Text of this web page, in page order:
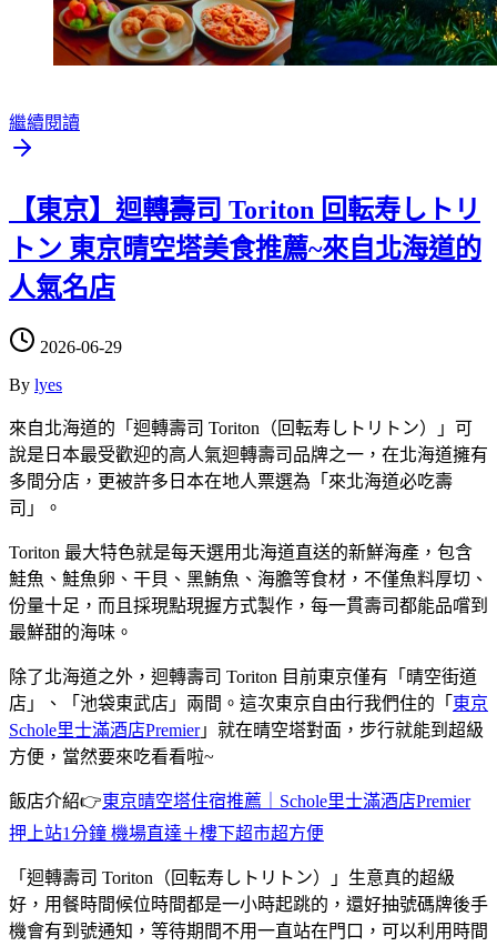
繼續閱讀
【東京】迴轉壽司 Toriton 回転寿しトリ
トン 東京晴空塔美食推薦~來自北海道的
人氣名店
2026-06-29
By lyes
來自北海道的「迴轉壽司 Toriton（回転寿しトリトン）」可
說是日本最受歡迎的高人氣迴轉壽司品牌之一，在北海道擁有
多間分店，更被許多日本在地人票選為「來北海道必吃壽
司」。
Toriton 最大特色就是每天選用北海道直送的新鮮海產，包含
鮭魚、鮭魚卵、干貝、黑鮪魚、海膽等食材，不僅魚料厚切、
份量十足，而且採現點現握方式製作，每一貫壽司都能品嚐到
最鮮甜的海味。
除了北海道之外，迴轉壽司 Toriton 目前東京僅有「晴空街道
店」、「池袋東武店」兩間。這次東京自由行我們住的「 東京
Schole里士滿酒店Premier」就在晴空塔對面，步行就能到超級
方便，當然要來吃看看啦~
飯店介紹👉東京晴空塔住宿推薦｜Schole里士滿酒店Premier
押上站1分鐘 機場直達＋樓下超市超方便
「迴轉壽司 Toriton（回転寿しトリトン）」生意真的超級
好，用餐時間候位時間都是一小時起跳的，還好抽號碼牌後手
機會有到號通知，等待期間不用一直站在門口，可以利用時間